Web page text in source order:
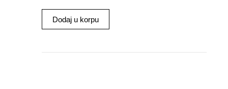
Dodaj u korpu